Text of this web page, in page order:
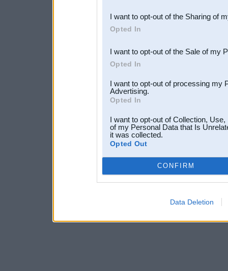
Downstream Participants
third parties.
I want to opt-out of the Sharing of
Opted In
I want to opt-out of the Sale of my
Opted In
I want to opt-out of processing my
Advertising.
Opted In
I want to opt-out of Collection,
of my Personal Data that Is
it was collected.
Opted Out
CONFIRM
Data Deletion